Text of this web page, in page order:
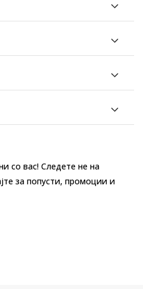
со вас! Следете не на
за попусти, промоции и